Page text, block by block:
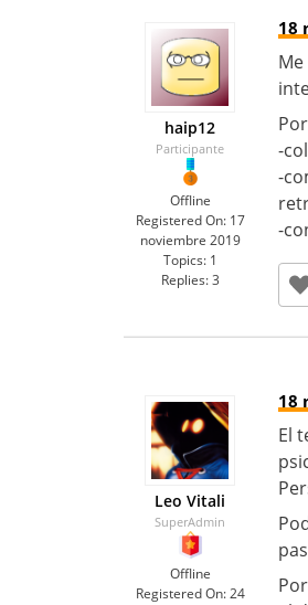
haip12
Participante
Offline
Registered On: 17
noviembre 2019
Topics: 1
Replies: 3
18
-
-
-
Leo Vitali
SuperAdmin
Offline
Registered On: 24
18
El